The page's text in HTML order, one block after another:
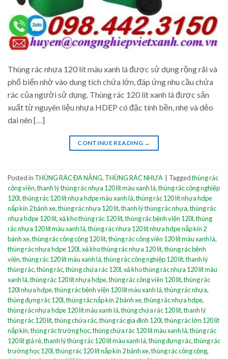
Thùng rác nhựa 120 lít màu xanh lá được sử dụng rộng rãi và
phổ biến nhờ vào dung tích chứa lớn, đáp ứng nhu cầu chứa
rác của người sử dụng. Thùng rác 120 lít xanh lá được sản
xuất từ nguyên liệu nhựa HDEP có đặc tính bền, nhẹ và dẻo
dai nên […]
CONTINUE READING →
Posted in THÙNG RÁC ĐA NĂNG, THÙNG RÁC NHỰA Taggedthùng rác
công viên,thanh lý thùng rác nhựa 120 lít màu xanh lá,thùng rác công nghiệp
120l,thùng rác 120 lít nhựa hdpe màu xanh lá,thùng rác 120 lít nhựa hdpe
nắp kín 2 bánh xe,thùng rác nhựa 120 lít,thanh lý thùng rác nhựa,thùng rác
nhựa hdpe 120 lít,xả kho thùng rác 120 lít,thùng rác bệnh viện 120l,thùng
rác nhựa 120 lít màu xanh lá,thùng rác nhựa 120 lít nhựa hdpe nắp kín 2
bánh xe,thùng rác công cộng 120 lít,thùng rác công viên 120 lít màu xanh lá,
thùng rác nhựa hdpe 120l,xả kho thùng rác nhựa 120 lít,thùng rác bệnh
viện,thùng rác 120 lít màu xanh lá,thùng rác công nghiệp 120 lít,thanh lý
thùng rác,thùng rác,thùng chứa rác 120l,xả kho thùng rác nhựa 120 lít màu
xanh lá,thùng rác 120 lít nhựa hdpe,thùng rác công viên 120 lít,thùng rác
120l nhựa hdpe,thùng rác bệnh viện 120 lít màu xanh lá,thùng rác nhựa,
thùng đựng rác 120l,thùng rác nắp kín 2 bánh xe,thùng rác nhựa hdpe,
thùng rác nhựa hdpe 120 lít màu xanh lá,thùng chứa rác 120 lít,thanh lý
thùng rác 120 lít,thùng chứa rác,thùng rác gia đình 120l,thùng rác lớn 120 lít
nắp kín,thùng rác trường học,thùng chứa rác 120 lít màu xanh lá,thùng rác
120 lít giá rẻ,thanh lý thùng rác 120 lít màu xanh lá,thùng đựng rác,thùng rác
trường học 120l,thùng rác 120 lít nắp kín 2 bánh xe,thùng rác công cộng,